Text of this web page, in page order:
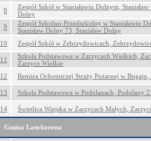
8
Zespół Szkół w Stanisławiu Dolnym,
Dolny
9
Zespół Szkolno-Przedszkolny w Stanisławiu
Stanisław Dolny 73, Stanisław Dolny
10
Zespół Szkół w Zebrzydowicach,
11
Szkoła Podstawowa w Zarzycach Wielkich,
Zarzyce Wielkie
12
Remiza Ochotniczej Straży Pożarnej w Bugaju,
13 Szkoła Podstawowa w Podolanach, Podolany
14 Świetlica Wiejska w Zarzycach Małych,
Gmina Lanckorona